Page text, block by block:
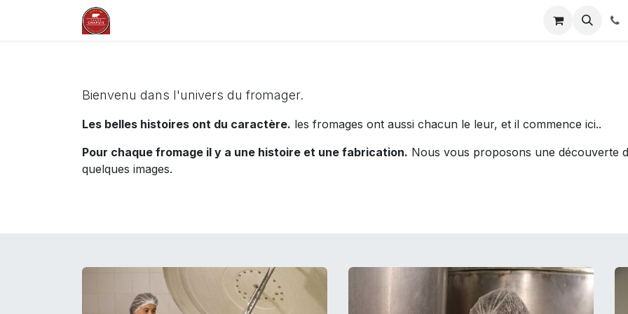
marchés hiver 2021
Bienvenu dans l'univers du fromager.
Les belles histoires ont du caractère. les fromages ont aussi chacun le leur, et il commence ici..
Pour chaque fromage il y a une histoire et une fabrication. Nous vous proposons une découverte
quelques images.